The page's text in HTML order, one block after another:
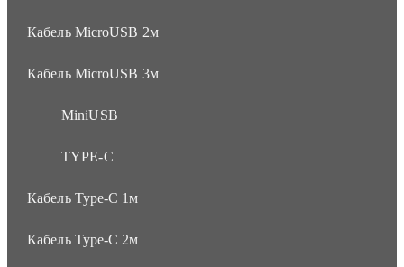
Кабель MicroUSB 2м
Кабель MicroUSB 3м
MiniUSB
TYPE-C
Кабель Type-C 1м
Кабель Type-C 2м